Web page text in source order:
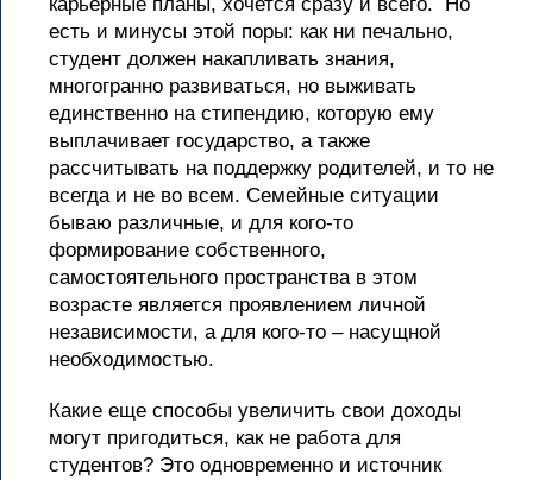
есть и минусы этой поры: как ни печально,
студент должен накапливать знания,
многогранно развиваться, но выживать
единственно на стипендию, которую ему
выплачивает государство, а также
рассчитывать на поддержку родителей, и то не
всегда и не во всем. Семейные ситуации
бываю различные, и для кого-то
формирование собственного,
самостоятельного пространства в этом
возрасте является проявлением личной
независимости, а для кого-то – насущной
необходимостью.
Какие еще способы увеличить свои доходы
могут пригодиться, как не работа для
студентов? Это одновременно и источник